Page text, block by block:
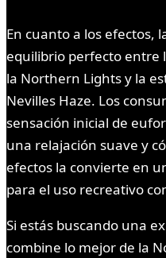
En cuanto a los efectos,
equilibrio perfecto entre
la Northern Lights y la
Nevilles Haze. Los
sensación inicial de
una relajación suave y
efectos la convierte en
para el uso recreativo
Si estás buscando una
combine lo mejor de la